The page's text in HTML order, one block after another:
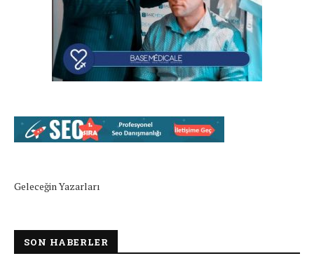
Geleceğin Yazarları
SON HABERLER